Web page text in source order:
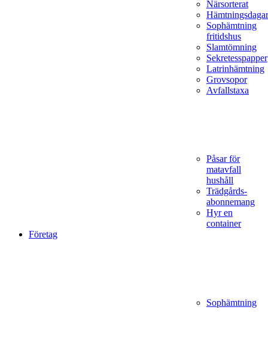
Närsorterat
Hämtningsdagar
Sophämtning
fritidshus
Slamtömning
Sekretesspapper
Latrinhämtning
Grovsopor
Avfallstaxa
Påsar för
matavfall
hushåll
Trädgårds­
abonnemang
Hyr en
container
Företag
Sophämtning